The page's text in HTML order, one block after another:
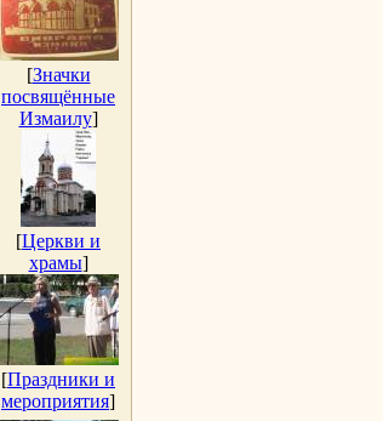
[Значки
посвящённые
Измаилу]
[Церкви и
храмы]
[Праздники и
мероприятия]